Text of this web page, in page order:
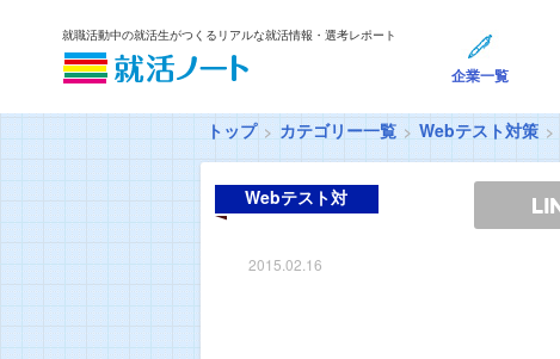
就職活動中の就活生がつくるリアルな就活情報・選考レポート
企業一覧
トップ カテゴリー一覧 Webテスト対策
Webテスト対
2015.02.16